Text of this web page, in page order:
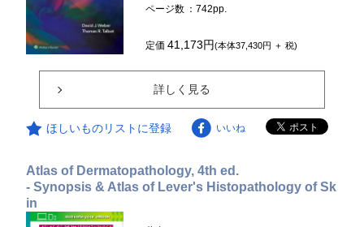
ページ数 ：742pp.
定価41,173円(本体37,430円 ＋ 税)
詳しく見る
ほしいものリストに登録 いいね
Atlas of Dermatopathology, 4th ed.
- Synopsis & Atlas of Lever's Histopathology of Sk
in